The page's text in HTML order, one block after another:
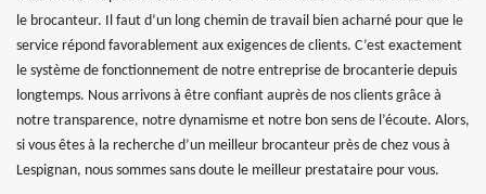
le brocanteur. Il faut d’un long chemin de travail bien acharné pour que le
service répond favorablement aux exigences de clients. C’est exactement
le système de fonctionnement de notre entreprise de brocanterie depuis
longtemps. Nous arrivons à être confiant auprès de nos clients grâce à
notre transparence, notre dynamisme et notre bon sens de l’écoute. Alors,
si vous êtes à la recherche d’un meilleur brocanteur près de chez vous à
Lespignan, nous sommes sans doute le meilleur prestataire pour vous.